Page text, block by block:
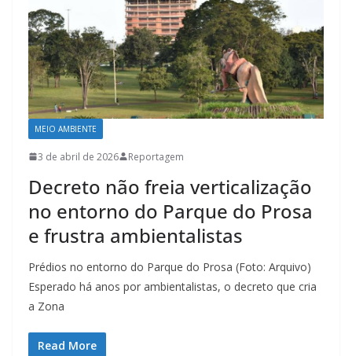
MEIO AMBIENTE
3 de abril de 2026 Reportagem
Decreto não freia verticalização
no entorno do Parque do Prosa
e frustra ambientalistas
Prédios no entorno do Parque do Prosa (Foto: Arquivo)
Esperado há anos por ambientalistas, o decreto que cria
a Zona
Read More